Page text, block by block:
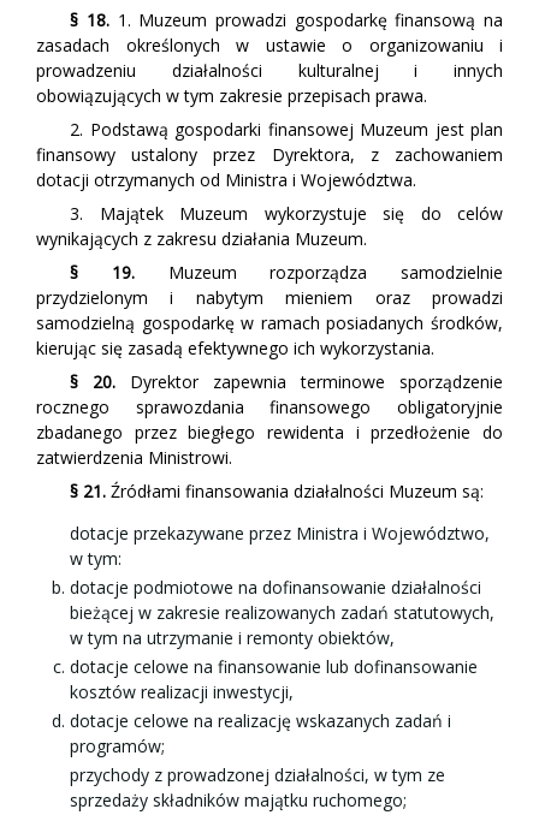
§ 18. 1. Muzeum prowadzi gospodarkę finansową na
zasadach określonych w ustawie o organizowaniu i
prowadzeniu działalności kulturalnej i innych
obowiązujących w tym zakresie przepisach prawa.
2. Podstawą gospodarki finansowej Muzeum jest plan
finansowy ustalony przez Dyrektora, z zachowaniem
dotacji otrzymanych od Ministra i Województwa.
3. Majątek Muzeum wykorzystuje się do celów
wynikających z zakresu działania Muzeum.
§ 19. Muzeum rozporządza samodzielnie
przydzielonym i nabytym mieniem oraz prowadzi
samodzielną gospodarkę w ramach posiadanych środków,
kierując się zasadą efektywnego ich wykorzystania.
§ 20. Dyrektor zapewnia terminowe sporządzenie
rocznego sprawozdania finansowego obligatoryjnie
zbadanego przez biegłego rewidenta i przedłożenie do
zatwierdzenia Ministrowi.
§ 21. Źródłami finansowania działalności Muzeum są:
dotacje przekazywane przez Ministra i Województwo,
w tym:
dotacje podmiotowe na dofinansowanie działalności
bieżącej w zakresie realizowanych zadań statutowych,
w tym na utrzymanie i remonty obiektów,
dotacje celowe na finansowanie lub dofinansowanie
kosztów realizacji inwestycji,
dotacje celowe na realizację wskazanych zadań i
programów;
przychody z prowadzonej działalności, w tym ze
sprzedaży składników majątku ruchomego;